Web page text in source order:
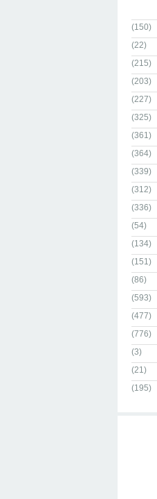
(150)
(22)
(215)
(203)
(227)
(325)
(361)
(364)
(339)
(312)
(336)
(54)
(134)
(151)
(86)
(593)
(477)
(776)
(3)
(21)
(195)